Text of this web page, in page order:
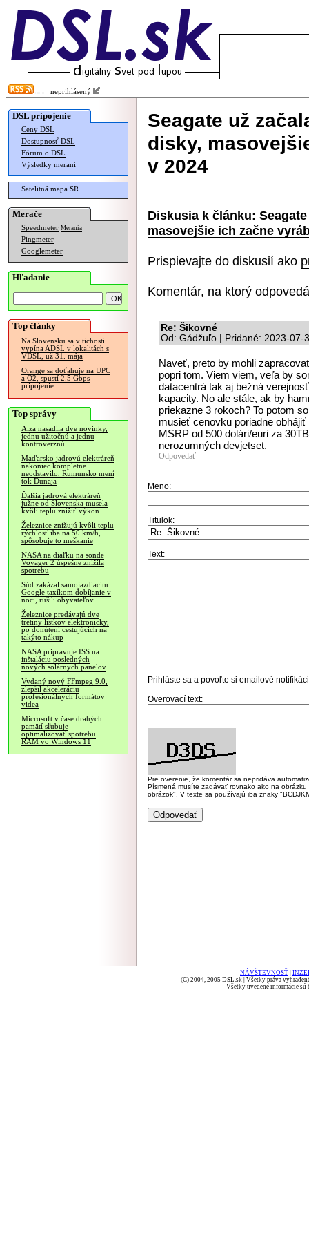
neprihlásený
DSL pripojenie
Ceny DSL
Dostupnosť DSL
Fórum o DSL
Výsledky meraní
Satelitná mapa SR
Merače
Speedmeter Merania
Pingmeter
Googlemeter
Hľadanie
Top články
Na Slovensku sa v tichosti
vypína ADSL v lokalitách s
VDSL, už 31. mája
Orange sa doťahuje na UPC
a O2, spustí 2.5 Gbps
pripojenie
Top správy
Alza nasadila dve novinky,
jednu užitočnú a jednu
kontroverznú
Maďarsko jadrovú elektráreň
nakoniec kompletne
neodstavilo, Rumunsko mení
tok Dunaja
Ďalšia jadrová elektráreň
južne od Slovenska musela
kvôli teplu znížiť výkon
Železnice znižujú kvôli teplu
rýchlosť iba na 50 km/h,
spôsobuje to meškanie
NASA na diaľku na sonde
Voyager 2 úspešne znížila
spotrebu
Súd zakázal samojazdiacim
Google taxíkom dobíjanie v
noci, rušili obyvateľov
Železnice predávajú dve
tretiny lístkov elektronicky,
po donútení cestujúcich na
takýto nákup
NASA pripravuje ISS na
inštaláciu posledných
nových solárnych panelov
Vydaný nový FFmpeg 9.0,
zlepšil akceleráciu
profesionálnych formátov
videa
Microsoft v čase drahých
pamätí sľubuje
optimalizovať spotrebu
RAM vo Windows 11
Seagate už
disky,
v 2024
Diskusia k článku:
masovejšie ich začne
Prispievajte do diskusií ako
Komentár, na ktorý
Re: Šikovné
Od: Gádžuľo | Pridané: 2023-07-
Naveť, preto by mohli
popri tom. Viem viem, veľa by
datacentrá tak aj bežná
kapacity. No ale stále, ak by
priekazne 3 rokoch? To potom
musieť cenovku poriadne
MSRP od 500 dolári/euri za
nerozumných devjetset.
Odpovedať
Meno:
Titulok:
Text:
Prihláste sa a povoľte si emailové
Overovací text:
Pre overenie, že komentár sa nepridáva
Písmená musíte zadávať rovnako ako na
obrázok". V texte sa používajú iba znaky
NÁVŠTEVNOSŤ
(C) 2004, 2005 DSL.sk | Všetky práva
Všetky uvedené informácie sú